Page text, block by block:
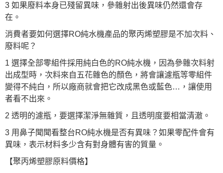
3 如果廢料本身已殘留異味，參雜射出後異味仍然還會存
在。
消費者要如何選擇RO純水機產品的聚丙烯塑膠是不加次料、
廢料呢？
1 選擇全部零組件採用純白色的RO純水機，因為參雜次料射
出成型時，次料來自五花雜色的顏色，將會讓濾瓶等零組件
變得不純白，所以廠商就會把它改成黑色或藍色…，讓使用
者看不出來。
2 透明的濾瓶，要選擇潔淨無雜質，且透明度要相當清澈。
3 用鼻子聞聞看整台RO純水機是否有異味？如果零配件會有
異味，表示材料多少含有對身體有害的質量。
【聚丙烯塑膠原料價格】